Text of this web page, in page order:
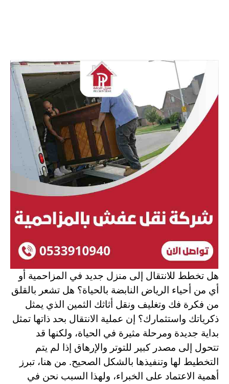
هل تخطط للانتقال إلى منزل جديد في المزاحمية أو
أي من أحياء الرياض النابضة بالحياة؟ هل تشعر بالقلق
من فكرة فك وتغليف ونقل أثاثك الثمين الذي يمثل
ذكرياتك واستثمارك؟ إن عملية الانتقال بحد ذاتها تمثل
بداية جديدة ومرحلة مثيرة في الحياة، ولكنها قد
تتحول إلى مصدر كبير للتوتر والإرهاق إذا لم يتم
التخطيط لها وتنفيذها بالشكل الصحيح. من هنا، تبرز
أهمية الاعتماد على الخبراء، ولهذا السبب نحن في